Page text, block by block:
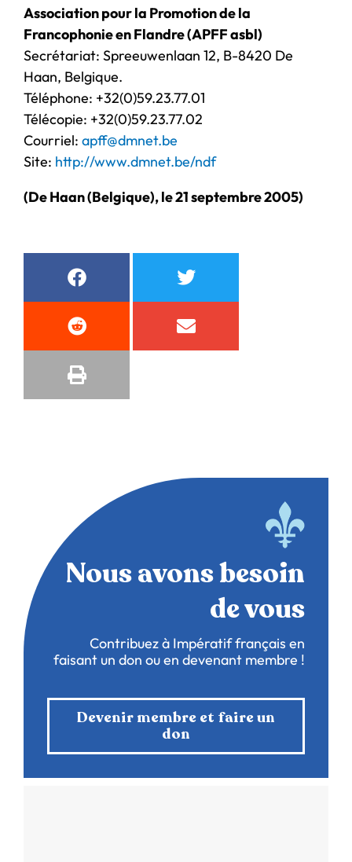
Association pour la Promotion de la
Francophonie en Flandre (APFF asbl)
Secrétariat: Spreeuwenlaan 12, B-8420 De
Haan, Belgique.
Téléphone: +32(0)59.23.77.01
Télécopie: +32(0)59.23.77.02
Courriel: apff@dmnet.be
Site: http://www.dmnet.be/ndf
(De Haan (Belgique), le 21 septembre 2005)
Nous avons besoin
de vous
Contribuez à Impératif français en
faisant un don ou en devenant membre !
Devenir membre et faire un
don